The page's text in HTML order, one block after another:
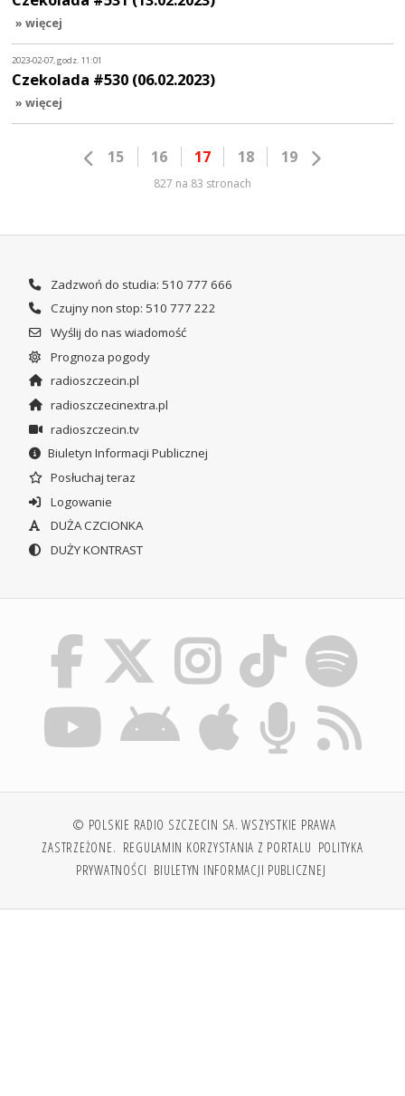
» więcej
2023-02-07, godz. 11:01
Czekolada #530 (06.02.2023)
» więcej
15 16 17 18 19
827 na 83 stronach
Zadzwoń do studia: 510 777 666
Czujny non stop: 510 777 222
Wyślij do nas wiadomość
Prognoza pogody
radioszczecin.pl
radioszczecinextra.pl
radioszczecin.tv
Biuletyn Informacji Publicznej
Posłuchaj teraz
Logowanie
DUŻA CZCIONKA
DUŻY KONTRAST
© POLSKIE RADIO SZCZECIN SA. WSZYSTKIE PRAWA
ZASTRZEŻONE. REGULAMIN KORZYSTANIA Z PORTALU POLITYKA
PRYWATNOŚCI BIULETYN INFORMACJI PUBLICZNEJ